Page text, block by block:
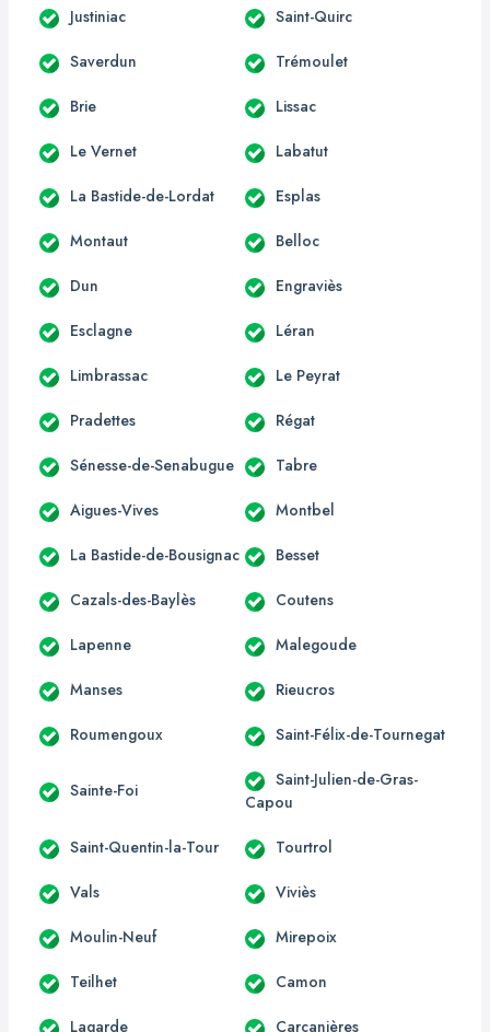
Justiniac Saint-Quirc
Saverdun Trémoulet
Brie Lissac
Le Vernet Labatut
La Bastide-de-Lordat Esplas
Montaut Belloc
Dun Engraviès
Esclagne Léran
Limbrassac Le Peyrat
Pradettes Régat
Sénesse-de-Senabugue Tabre
Aigues-Vives Montbel
La Bastide-de-Bousignac Besset
Cazals-des-Baylès Coutens
Lapenne Malegoude
Manses Rieucros
Roumengoux Saint-Félix-de-Tournegat
Sainte-Foi
Saint-Julien-de-Gras-
Capou
Saint-Quentin-la-Tour Tourtrol
Vals Viviès
Moulin-Neuf Mirepoix
Teilhet Camon
Lagarde Carcanières